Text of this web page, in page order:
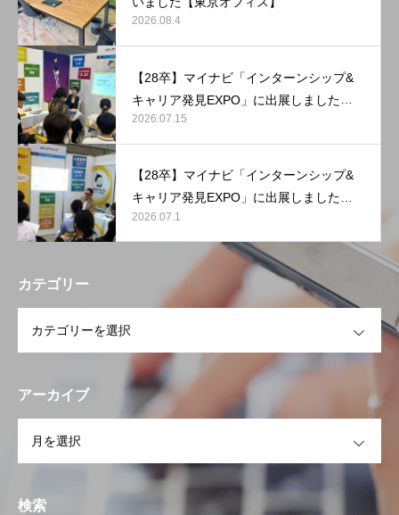
2026.08.4
【28卒】マイナビ「インターンシップ&
キャリア発見EXPO」に出展しました
【マリンメッセ福岡】
2026.07.15
【28卒】マイナビ「インターンシップ&
キャリア発見EXPO」に出展しました
【東京ビッグサイト】
2026.07.1
カテゴリー
アーカイブ
検索